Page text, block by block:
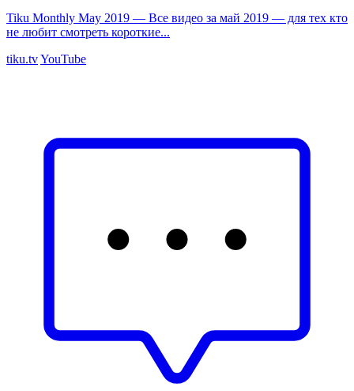
Tiku Monthly May 2019 — Все видео за май 2019 — для тех кто
не любит смотреть короткие...
tiku.tvYouTube